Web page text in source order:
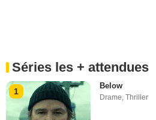
Séries les + attendues
1
Below
Drame,Thriller